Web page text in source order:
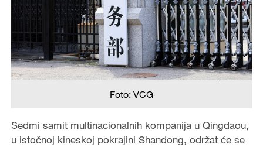
Foto: VCG
Sedmi samit multinacionalnih kompanija u Qingdaou,
u istočnoj kineskoj pokrajini Shandong, održat će se